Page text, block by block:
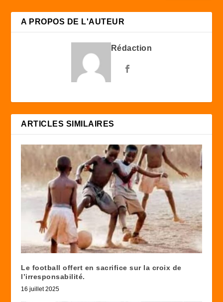
A PROPOS DE L'AUTEUR
Rédaction
ARTICLES SIMILAIRES
Le football offert en sacrifice sur la croix de
l’irresponsabilité.
16 juillet 2025